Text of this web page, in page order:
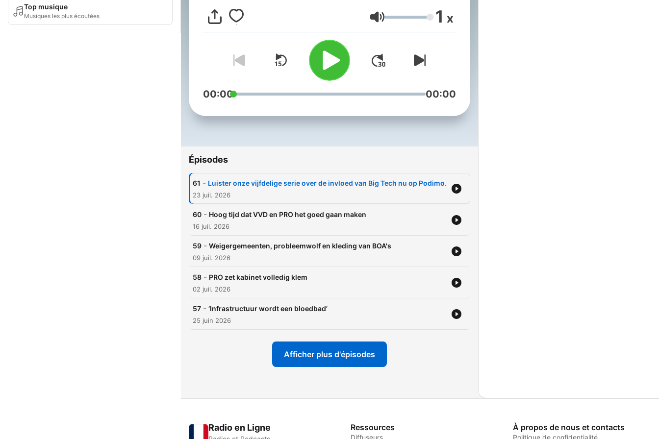
Top musique
Musiques les plus écoutées
Volume 1 x
00:00 00:00
Épisodes
61 - Luister onze vijfdelige serie over de invloed van Big Tech nu op Podimo.
23 juil. 2026
60 - Hoog tijd dat VVD en PRO het goed gaan maken
16 juil. 2026
59 - Weigergemeenten, probleemwolf en kleding van BOA's
09 juil. 2026
58 - PRO zet kabinet volledig klem
02 juil. 2026
57 - ‘Infrastructuur wordt een bloedbad’
25 juin 2026
Afficher plus d'épisodes
Radio en Ligne Ressources
Diffuseurs
À propos de nous et contacts
Politique de confidentialité